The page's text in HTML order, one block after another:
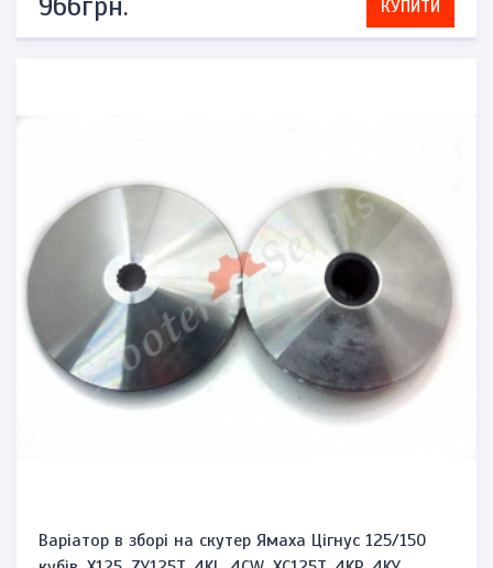
КУПИТИ
Варіатор в зборі на скутер Ямаха Цігнус 125/150